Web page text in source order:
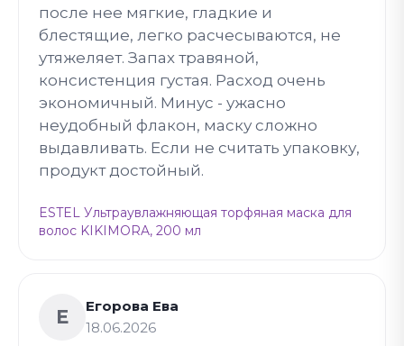
после нее мягкие, гладкие и
блестящие, легко расчесываются, не
утяжеляет. Запах травяной,
консистенция густая. Расход очень
экономичный. Минус - ужасно
неудобный флакон, маску сложно
выдавливать. Если не считать упаковку,
продукт достойный.
ESTEL Ультраувлажняющая торфяная маска для
волос KIKIMORA, 200 мл
Е
Егорова Ева
18.06.2026